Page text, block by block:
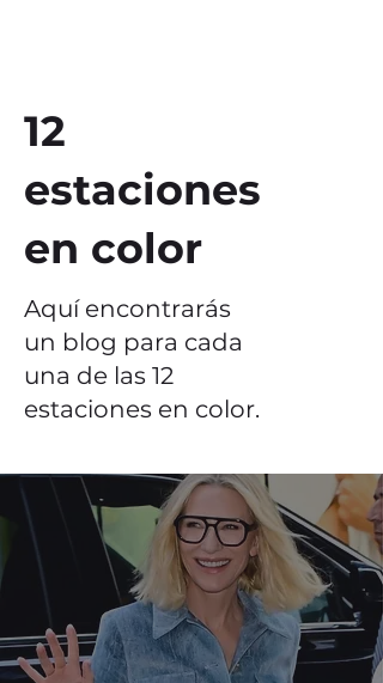
12
estaciones
en color
Aquí encontrarás
un blog para cada
una de las 12
estaciones en color.